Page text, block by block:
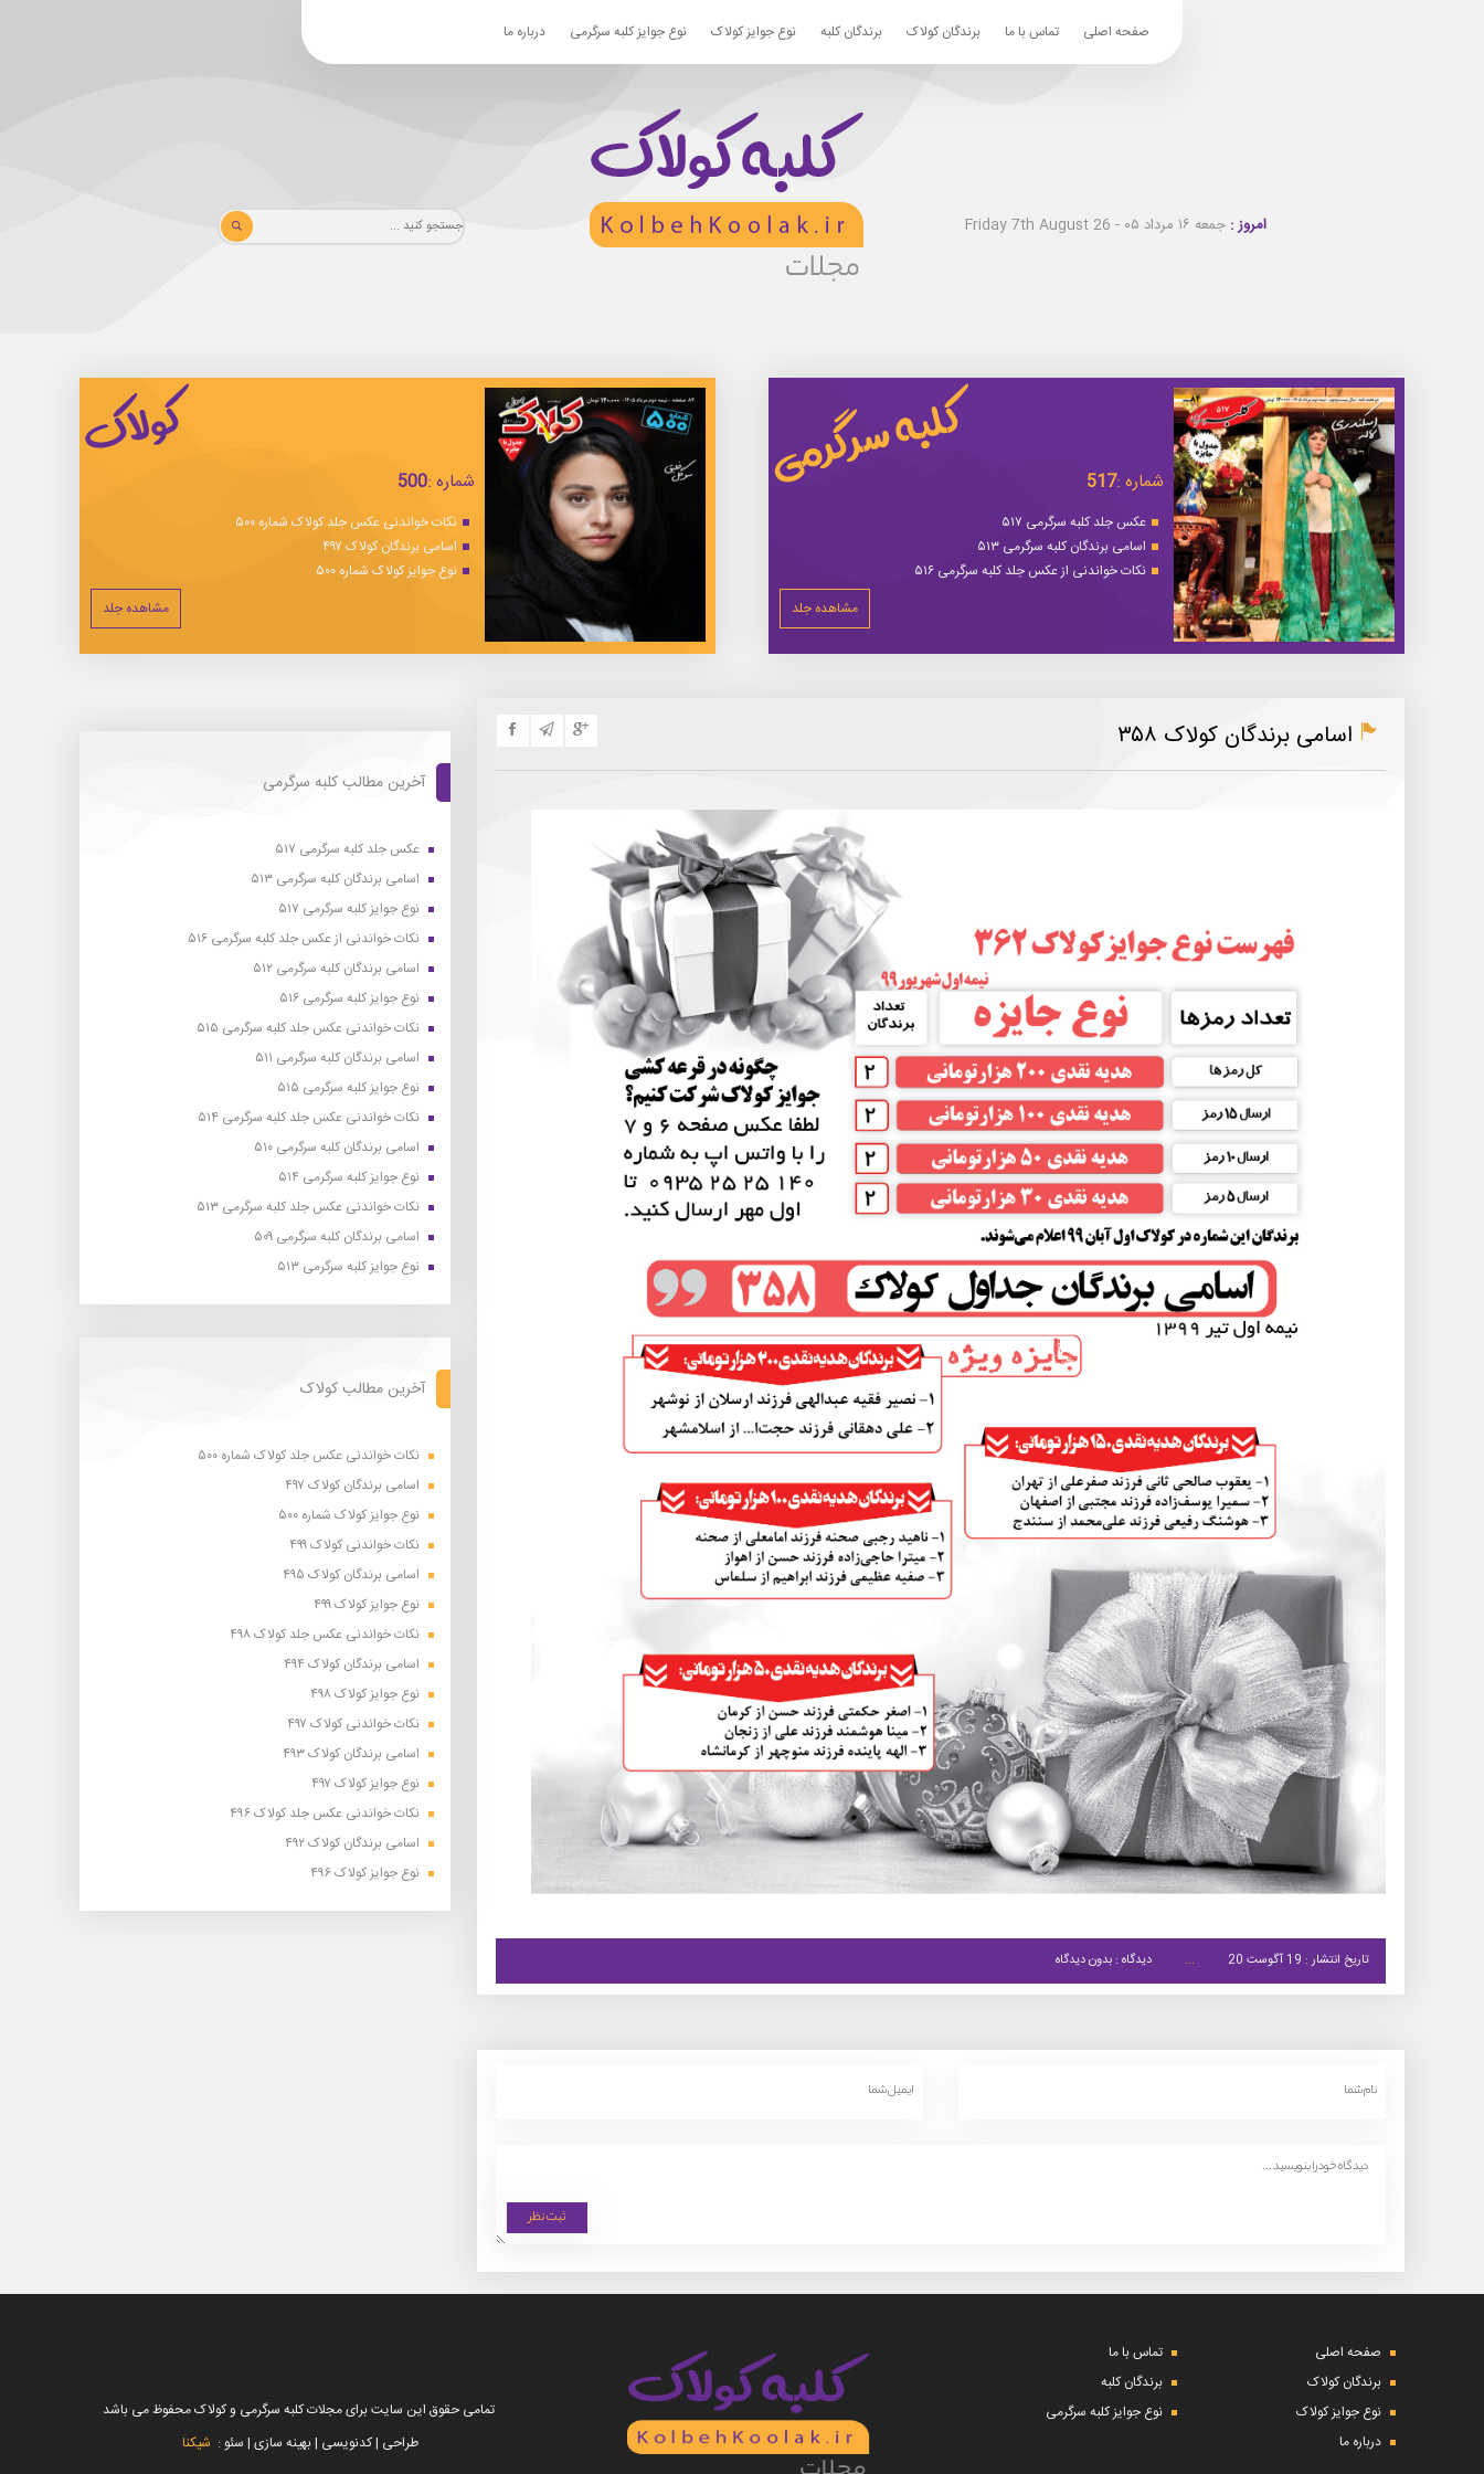
صفحه اصلی تماس با ما برندگان کولاک برندگان کلبه نوع جوایز کولاک نوع جوایز کلبه سرگرمی درباره ما
امروز : جمعه ۱۶ مرداد ۰۵ - Friday 7th August 26
شماره :517
عکس جلد کلبه سرگرمی ۵۱۷
اسامی برندگان کلبه سرگرمی ۵۱۳
نکات خواندنی از عکس جلد کلبه سرگرمی ۵۱۶
مشاهده جلد
شماره :500
نکات خواندنی عکس جلد کولاک شماره ۵۰۰
اسامی برندگان کولاک ۴۹۷
نوع جوایز کولاک شماره ۵۰۰
مشاهده جلد
اسامی برندگان کولاک ۳۵۸
تاریخ انتشار : 19 آگوست 20 دیدگاه : بدون دیدگاه
آخرین مطالب کلبه سرگرمی
عکس جلد کلبه سرگرمی ۵۱۷
اسامی برندگان کلبه سرگرمی ۵۱۳
نوع جوایز کلبه سرگرمی ۵۱۷
نکات خواندنی از عکس جلد کلبه سرگرمی ۵۱۶
اسامی برندگان کلبه سرگرمی ۵۱۲
نوع جوایز کلبه سرگرمی ۵۱۶
نکات خواندنی عکس جلد کلبه سرگرمی ۵۱۵
اسامی برندگان کلبه سرگرمی ۵۱۱
نوع جوایز کلبه سرگرمی ۵۱۵
نکات خواندنی عکس جلد کلبه سرگرمی ۵۱۴
اسامی برندگان کلبه سرگرمی ۵۱۰
نوع جوایز کلبه سرگرمی ۵۱۴
نکات خواندنی عکس جلد کلبه سرگرمی ۵۱۳
اسامی برندگان کلبه سرگرمی ۵۰۹
نوع جوایز کلبه سرگرمی ۵۱۳
آخرین مطالب کولاک
نکات خواندنی عکس جلد کولاک شماره ۵۰۰
اسامی برندگان کولاک ۴۹۷
نوع جوایز کولاک شماره ۵۰۰
نکات خواندنی کولاک ۴۹۹
اسامی برندگان کولاک ۴۹۵
نوع جوایز کولاک ۴۹۹
نکات خواندنی عکس جلد کولاک ۴۹۸
اسامی برندگان کولاک ۴۹۴
نوع جوایز کولاک ۴۹۸
نکات خواندنی کولاک ۴۹۷
اسامی برندگان کولاک ۴۹۳
نوع جوایز کولاک ۴۹۷
نکات خواندنی عکس جلد کولاک ۴۹۶
اسامی برندگان کولاک ۴۹۲
نوع جوایز کولاک ۴۹۶
صفحه اصلی
تماس با ما
برندگان کولاک
برندگان کلبه
نوع جوایز کولاک
نوع جوایز کلبه سرگرمی
درباره ما
تمامی حقوق این سایت برای مجلات کلبه سرگرمی و کولاک محفوظ می باشد
طراحی | کدنویسی | بهینه سازی | سئو : شیکنا